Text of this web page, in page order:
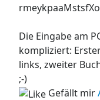
Die Eingabe am
kompliziert:
links, zweiter
;-)
Gefällt mir